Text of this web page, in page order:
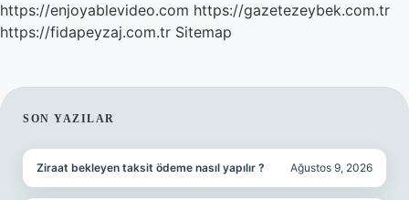
https://enjoyablevideo.com https://gazetezeybek.com.tr
https://fidapeyzaj.com.tr Sitemap
SIDEBAR
SON YAZILAR
Ziraat bekleyen taksit ödeme nasıl yapılır ? Ağustos 9, 2026